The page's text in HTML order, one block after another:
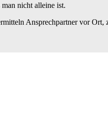
nicht alleine ist.
Ansprechpartner vor Ort,